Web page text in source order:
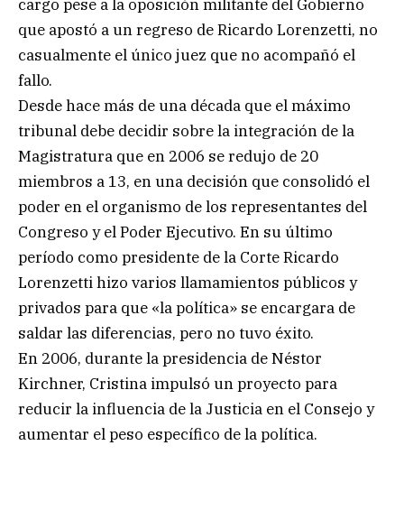
cargo pese a la oposición militante del Gobierno
que apostó a un regreso de Ricardo Lorenzetti, no
casualmente el único juez que no acompañó el
fallo.
Desde hace más de una década que el máximo
tribunal debe decidir sobre la integración de la
Magistratura que en 2006 se redujo de 20
miembros a 13, en una decisión que consolidó el
poder en el organismo de los representantes del
Congreso y el Poder Ejecutivo. En su último
período como presidente de la Corte Ricardo
Lorenzetti hizo varios llamamientos públicos y
privados para que «la política» se encargara de
saldar las diferencias, pero no tuvo éxito.
En 2006, durante la presidencia de Néstor
Kirchner, Cristina impulsó un proyecto para
reducir la influencia de la Justicia en el Consejo y
aumentar el peso específico de la política.